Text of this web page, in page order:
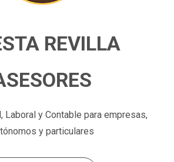
REVILLA
Laboral y Contable para empresas,
y particulares